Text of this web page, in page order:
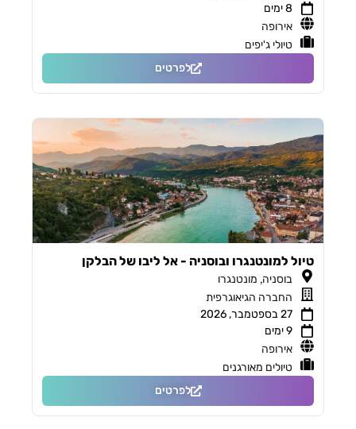
8 ימים
אירופה
טיולי ג'יפים
לפרטים
טיול למונטנגרו ובוסניה - אל ליבו של הבלקן
בוסניה, מונטנגרו
החברה הגיאוגרפית
27 בספטמבר, 2026
9 ימים
אירופה
טיולים מאורגנים
לפרטים